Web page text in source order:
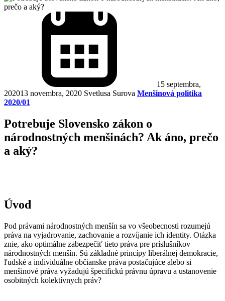
15 septembra,
202013 novembra, 2020 Svetlusa Surova Menšinová politika
2020/01
Potrebuje Slovensko zákon o
národnostných menšinách? Ak áno, prečo
a aký?
Úvod
Pod právami národnostných menšín sa vo všeobecnosti rozumejú
práva na vyjadrovanie, zachovanie a rozvíjanie ich identity. Otázka
znie, ako optimálne zabezpečiť tieto práva pre príslušníkov
národnostných menšín. Sú základné princípy liberálnej demokracie,
ľudské a individuálne občianske práva postačujúce alebo si
menšinové práva vyžadujú špecifickú právnu úpravu a ustanovenie
osobitných kolektívnych práv?